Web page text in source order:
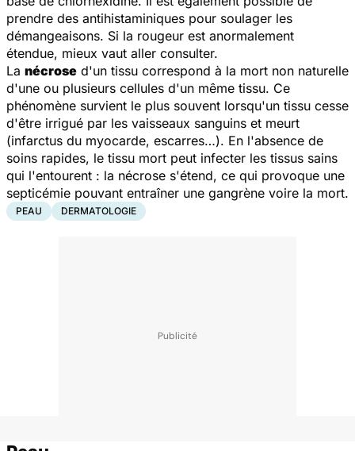
prendre des antihistaminiques pour soulager les
démangeaisons. Si la rougeur est anormalement
étendue, mieux vaut aller consulter.
La nécrose d'un tissu correspond à la mort non naturelle
d'une ou plusieurs cellules d'un même tissu. Ce
phénomène survient le plus souvent lorsqu'un tissu cesse
d'être irrigué par les vaisseaux sanguins et meurt
(infarctus du myocarde, escarres…). En l'absence de
soins rapides, le tissu mort peut infecter les tissus sains
qui l'entourent : la nécrose s'étend, ce qui provoque une
septicémie pouvant entraîner une gangrène voire la mort.
PEAU DERMATOLOGIE